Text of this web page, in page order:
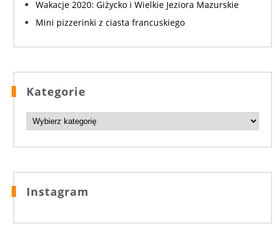
Wakacje 2020: Giżycko i Wielkie Jeziora Mazurskie
Mini pizzerinki z ciasta francuskiego
Kategorie
Kategorie
Instagram